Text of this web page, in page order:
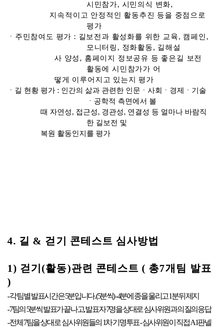
시민참가, 시민의식 변화,
지속적이고 안정적인 활동추진 등을 중점으로
평가
ㆍ주민참여도 평가 : 길보전과 활성화를 위한 교육, 캠페인,
모니터링, 정화활동, 길해설
사 양성, 홈페이지 정보공유 등 좋은길 보전
활동에 시민참가가 어
떻게 이루어지고 있는지 평가
ㆍ길 현황 평가 : 인간의 삶과 관련한 인문ㆍ사회ㆍ경제ㆍ기술
ㆍ공학적 측면에서 볼
때 자연성, 접근성, 경관성, 연결성 등 얼마나 바람직
한 길보전 및
복원 활동인지를 평가
4. 길 & 걷기 콘테스트 심사방법
1) 걷기(활동)관련 콘테스트 ( 총7개팀 발표
)
- 각 팀별 발표시간은 5분입니다. (5분씩) - 4분에 종을 울리고 1분뒤 제지
- 7팀의 5분씩 발표가 끝나고, 발표자 7명을 상대로 심사위원과의 질의응답
- 전체 7팀을 상대로 심사위원들의 1차 기명투표 - 심사위원이 직접 A1판넬